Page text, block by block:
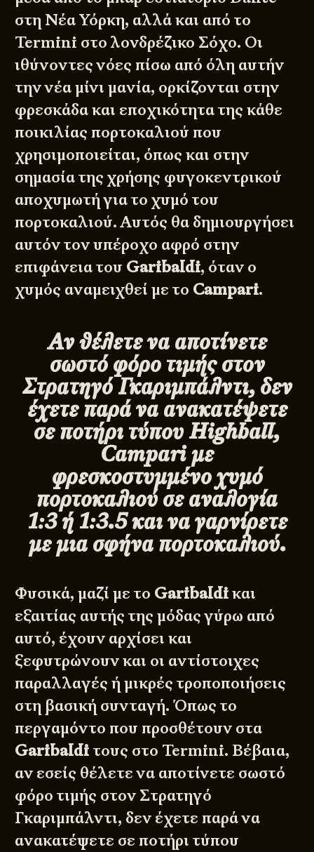
στη Νέα Υόρκη, αλλά και από το
Termini στο λονδρέζικο Σόχο. Οι
ιθύνοντες νόες πίσω από όλη αυτήν
την νέα μίνι μανία, ορκίζονται στην
φρεσκάδα και εποχικότητα της κάθε
ποικιλίας πορτοκαλιού που
χρησιμοποιείται, όπως και στην
σημασία της χρήσης φυγοκεντρικού
αποχυμωτή για το χυμό του
πορτοκαλιού. Αυτός θα δημιουργήσει
αυτόν τον υπέροχο αφρό στην
επιφάνεια του Garibaldi, όταν ο
χυμός αναμειχθεί με το Campari.
Αν θέλετε να αποτίνετε
σωστό φόρο τιμής στον
Στρατηγό Γκαριμπάλντι, δεν
έχετε παρά να ανακατέψετε
σε ποτήρι τύπου Highball,
Campari με
φρεσκοστυμμένο χυμό
πορτοκαλιού σε αναλογία
1:3 ή 1:3.5 και να γαρνίρετε
με μια σφήνα πορτοκαλιού.
Φυσικά, μαζί με το Garibaldiκαι
εξαιτίας αυτής της μόδας γύρω από
αυτό, έχουν αρχίσει και
ξεφυτρώνουν και οι αντίστοιχες
παραλλαγές ή μικρές τροποποιήσεις
στη βασική συνταγή. Όπως το
περγαμόντο που προσθέτουν στα
Garibaldi τους στο Termini. Βέβαια,
αν εσείς θέλετε να αποτίνετε σωστό
φόρο τιμής στον Στρατηγό
Γκαριμπάλντι, δεν έχετε παρά να
ανακατέψετε σε ποτήρι τύπου